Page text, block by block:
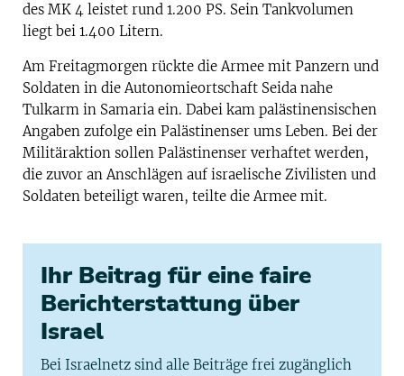
des MK 4 leistet rund 1.200 PS. Sein Tankvolumen
liegt bei 1.400 Litern.
Am Freitagmorgen rückte die Armee mit Panzern und
Soldaten in die Autonomieortschaft Seida nahe
Tulkarm in Samaria ein. Dabei kam palästinensischen
Angaben zufolge ein Palästinenser ums Leben. Bei der
Militäraktion sollen Palästinenser verhaftet werden,
die zuvor an Anschlägen auf israelische Zivilisten und
Soldaten beteiligt waren, teilte die Armee mit.
Ihr Beitrag für eine faire
Berichterstattung über
Israel
Bei Israelnetz sind alle Beiträge frei zugänglich